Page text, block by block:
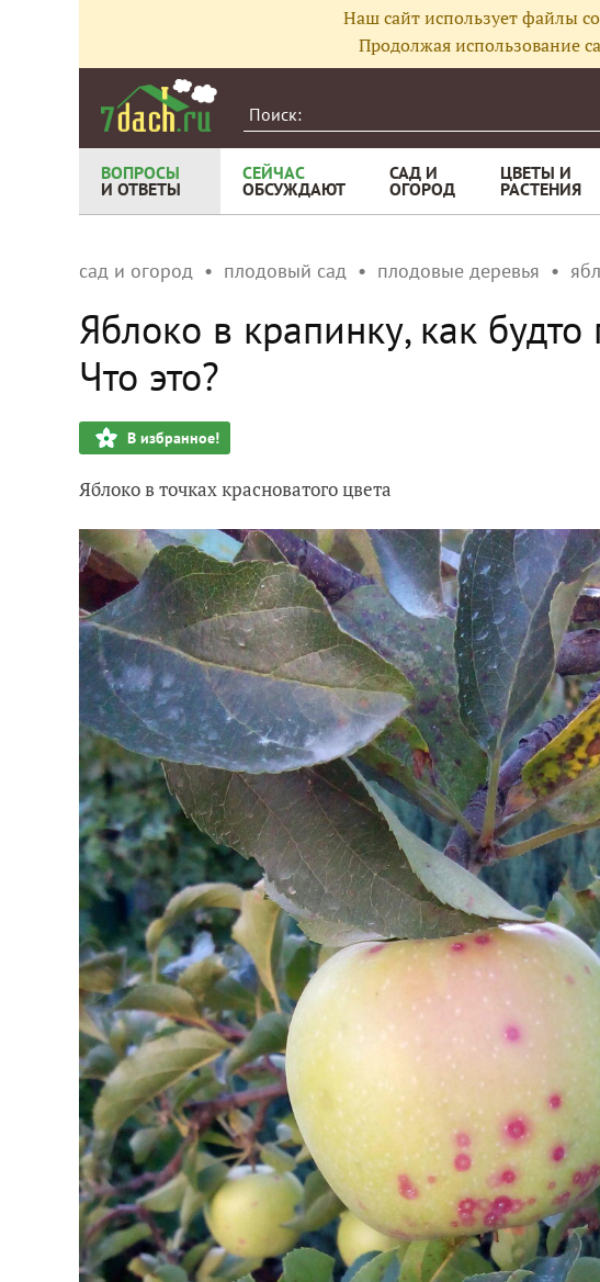
Наш сайт использует файлы
Продолжая использование
ВОПРОСЫ
И ОТВЕТЫ
СЕЙЧАС
ОБСУЖДАЮТ
САД И
ОГОРОД
ЦВЕТЫ И
РАСТЕНИЯ
сад и огород плодовый сад плодовые деревья
Яблоко в крапинку, как
Что это?
В избранное!
Яблоко в точках красноватого цвета